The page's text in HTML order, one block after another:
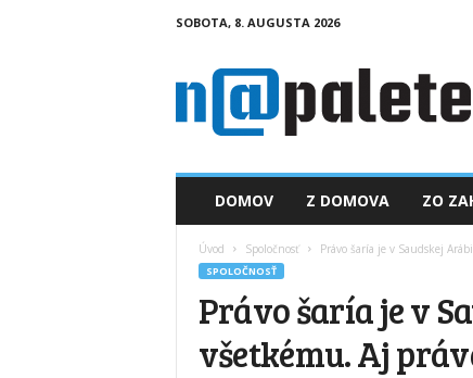
SOBOTA, 8. AUGUSTA 2026
a
DOMOV Z DOMOVA ZO
Úvod Spoločnosť Právo šaría je v Saudskej
SPOLOČNOSŤ
Právo šaría je v
všetkému. Aj